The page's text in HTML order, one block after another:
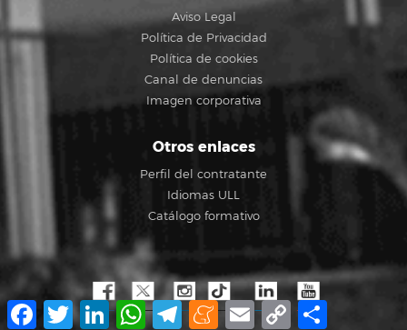
Aviso Legal
Política de Privacidad
Política de cookies
Canal de denuncias
Imagen corporativa
Otros enlaces
Perfil del contratante
Idiomas ULL
Catálogo formativo
Facebook
TwitterLinkedInWhatsApp
TelegramMeneame
Email Copy
Link